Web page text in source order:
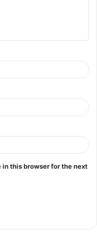
this browser for the next